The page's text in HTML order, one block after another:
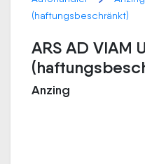
(haftungsbeschränkt)
ARS AD VIAM
Anzing